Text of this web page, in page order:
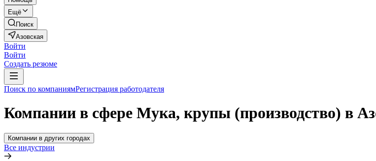
Ещё
Поиск
Азовская
Войти
Войти
Создать резюме
Поиск по компаниямРегистрация работодателя
Компании в сфере Мука, крупы (производство) в
Компании в других городах
Все индустрии